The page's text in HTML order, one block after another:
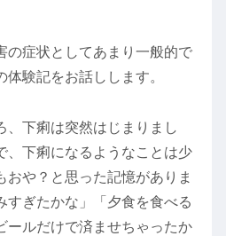
の症状としてあまり一般的で
験記をお話しします。
、下痢は突然はじまりまし
、下痢になるようなことは少
おや？と思った記憶がありま
すぎたかな」「夕食を食べる
ールだけで済ませちゃったか